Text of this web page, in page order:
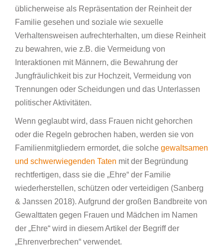
üblicherweise als Repräsentation der Reinheit der
Familie gesehen und soziale wie sexuelle
Verhaltensweisen aufrechterhalten, um diese Reinheit
zu bewahren, wie z.B. die Vermeidung von
Interaktionen mit Männern, die Bewahrung der
Jungfräulichkeit bis zur Hochzeit, Vermeidung von
Trennungen oder Scheidungen und das Unterlassen
politischer Aktivitäten.
Wenn geglaubt wird, dass Frauen nicht gehorchen
oder die Regeln gebrochen haben, werden sie von
Familienmitgliedern ermordet, die solche gewaltsamen
und schwerwiegenden Taten mit der Begründung
rechtfertigen, dass sie die „Ehre“ der Familie
wiederherstellen, schützen oder verteidigen (Sanberg
& Janssen 2018). Aufgrund der großen Bandbreite von
Gewalttaten gegen Frauen und Mädchen im Namen
der „Ehre“ wird in diesem Artikel der Begriff der
„Ehrenverbrechen“ verwendet.